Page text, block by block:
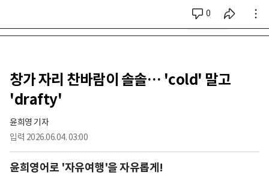
0
시리즈 전체
창가 자리 찬바람이 솔솔… 'cold' 말고
'drafty'
윤희영 기자
입력 2026.06.04. 03:00
윤희영어로 '자유여행'을 자유롭게!